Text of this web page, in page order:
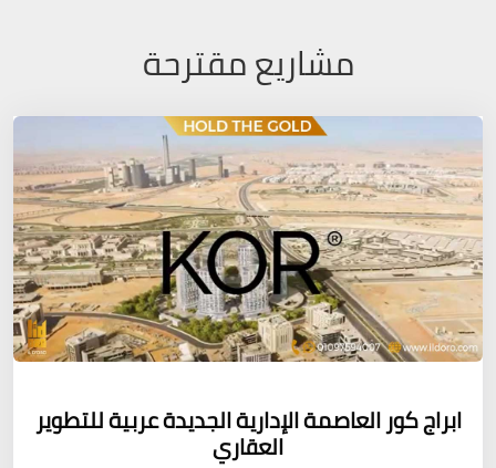
مشاريع مقترحة
ابراج كور العاصمة الإدارية الجديدة عربية للتطوير
العقاري